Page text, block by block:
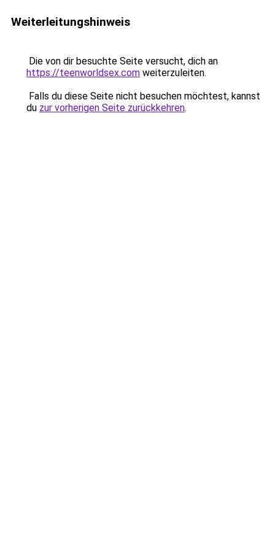
Weiterleitungshinweis
Die von dir besuchte Seite versucht, dich an
https://teenworldsex.com weiterzuleiten.
Falls du diese Seite nicht besuchen möchtest, kannst
du zur vorherigen Seite zurückkehren.